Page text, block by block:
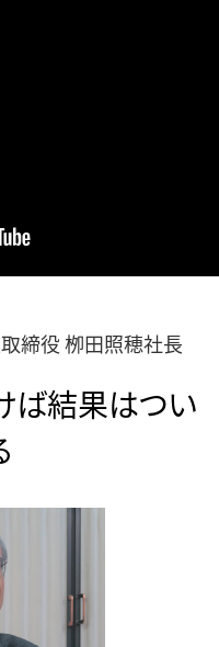
締役 栁田照穂社長
ば結果はつい